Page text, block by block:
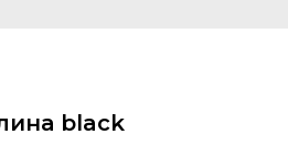
black